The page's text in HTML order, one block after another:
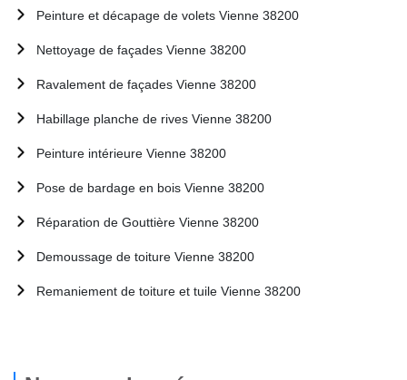
Peinture et décapage de volets Vienne 38200
Nettoyage de façades Vienne 38200
Ravalement de façades Vienne 38200
Habillage planche de rives Vienne 38200
Peinture intérieure Vienne 38200
Pose de bardage en bois Vienne 38200
Réparation de Gouttière Vienne 38200
Demoussage de toiture Vienne 38200
Remaniement de toiture et tuile Vienne 38200